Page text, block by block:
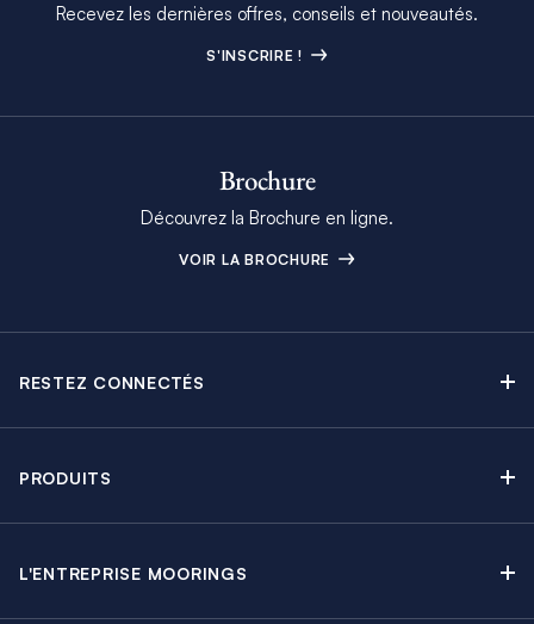
Recevez les dernières offres, conseils et nouveautés.
S'INSCRIRE !
Brochure
Découvrez la Brochure en ligne.
VOIR LA BROCHURE
RESTEZ CONNECTÉS
Offres en cours
PRODUITS
L'ENTREPRISE MOORINGS